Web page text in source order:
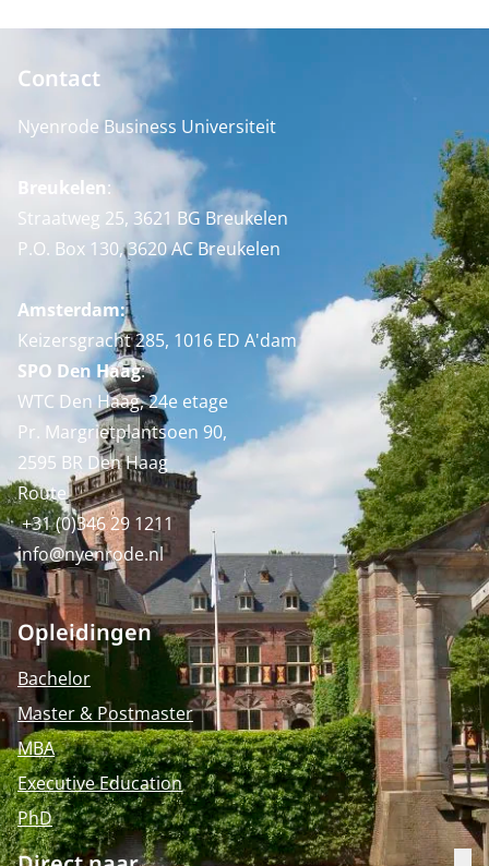
Contact
Nyenrode Business Universiteit
Breukelen:
Straatweg 25, 3621 BG Breukelen
P.O. Box 130, 3620 AC Breukelen
Amsterdam:
Keizersgracht 285, 1016 ED A'dam
SPO Den Haag:
WTC Den Haag, 24e etage
Pr. Margrietplantsoen 90,
2595 BR Den Haag
Route
+31 (0)346 29 1211
info@nyenrode.nl
Opleidingen
Bachelor
Master & Postmaster
MBA
Executive Education
PhD